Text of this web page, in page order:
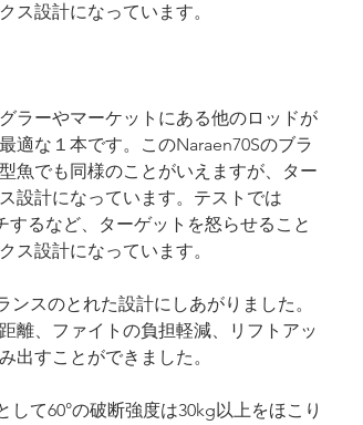
ス設計になっています。
ラーやマーケットにある他のロッドが
適な１本です。このNaraen70Sのブラ
魚でも同様のことがいえますが、ター
設計になっています。テストでは
するなど、ターゲットを怒らせること
ス設計になっています。
ンスのとれた設計にしあがりました。
離、ファイトの負担軽減、リフトアッ
出すことができました。
して60°の破断強度は30kg以上をほこり